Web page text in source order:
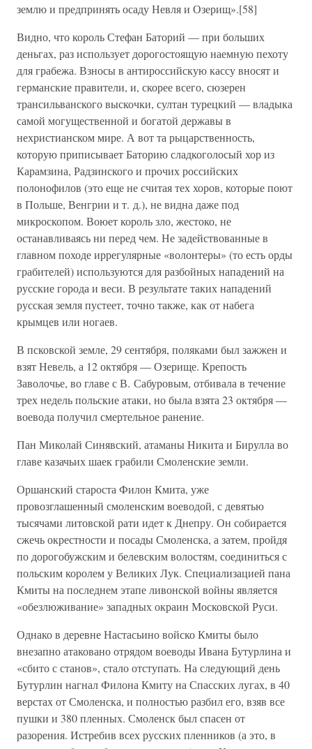
землю и предпринять осаду Невля и Озерищ».[58]
Видно, что король Стефан Баторий — при больших
деньгах, раз использует дорогостоящую наемную пехоту
для грабежа. Взносы в антироссийскую кассу вносят и
германские правители, и, скорее всего, сюзерен
трансильванского выскочки, султан турецкий — владыка
самой могущественной и богатой державы в
нехристианском мире. А вот та рыцарственность,
которую приписывает Баторию сладкоголосый хор из
Карамзина, Радзинского и прочих российских
полонофилов (это еще не считая тех хоров, которые поют
в Польше, Венгрии и т. д.), не видна даже под
микроскопом. Воюет король зло, жестоко, не
останавливаясь ни перед чем. Не задействованные в
главном походе иррегулярные «волонтеры» (то есть орды
грабителей) используются для разбойных нападений на
русские города и веси. В результате таких нападений
русская земля пустеет, точно также, как от набега
крымцев или ногаев.
В псковской земле, 29 сентября, поляками был зажжен и
взят Невель, а 12 октября — Озерище. Крепость
Заволочье, во главе с В. Сабуровым, отбивала в течение
трех недель польские атаки, но была взята 23 октября —
воевода получил смертельное ранение.
Пан Миколай Синявский, атаманы Никита и Бирулла во
главе казачьих шаек грабили Смоленские земли.
Оршанский староста Филон Кмита, уже
провозглашенный смоленским воеводой, с девятью
тысячами литовской рати идет к Днепру. Он собирается
сжечь окрестности и посады Смоленска, а затем, пройдя
по дорогобужским и белевским волостям, соединиться с
польским королем у Великих Лук. Специализацией пана
Кмиты на последнем этапе ливонской войны является
«обезлюживание» западных окраин Московской Руси.
Однако в деревне Настасьино войско Кмиты было
внезапно атаковано отрядом воеводы Ивана Бутурлина и
«сбито с станов», стало отступать. На следующий день
Бутурлин нагнал Филона Кмиту на Спасских лугах, в 40
верстах от Смоленска, и полностью разбил его, взяв все
пушки и 380 пленных. Смоленск был спасен от
разорения. Истребив всех русских пленников (а это, в